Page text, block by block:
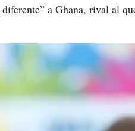
a Ghana, rival al